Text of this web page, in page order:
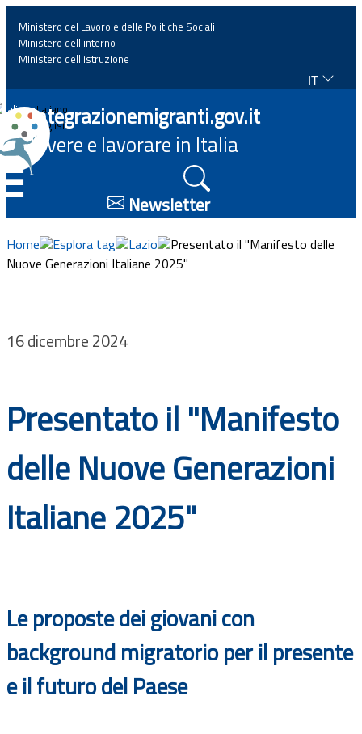
Home
News
Approfondimenti
Eventi
Progetti
Bandi
Guide
Ministero del Lavoro e delle Politiche Sociali
Ministero dell'interno
Ministero dell'istruzione
IT
Italiano
English
Integrazionemigranti.gov.it
Vivere e lavorare in Italia
Newsletter
Home Esplora tag Lazio
Presentato il "Manifesto delle
Nuove Generazioni Italiane 2025"
16 dicembre 2024
Presentato il "Manifesto
delle Nuove Generazioni
Italiane 2025"
Le proposte dei giovani con
background migratorio per il presente
e il futuro del Paese